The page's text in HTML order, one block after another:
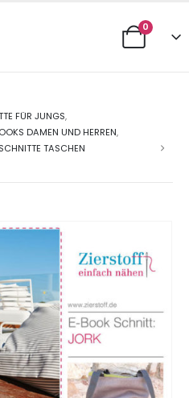
0
FÜR JUNGS,
DAMEN UND HERREN,
SCHNITTE TASCHEN